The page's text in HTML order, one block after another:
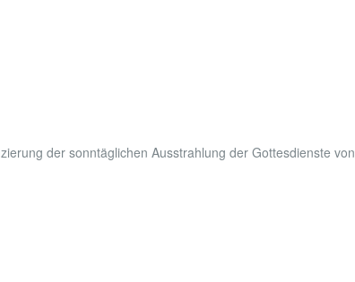
der sonntäglichen Ausstrahlung der Gottesdienste von